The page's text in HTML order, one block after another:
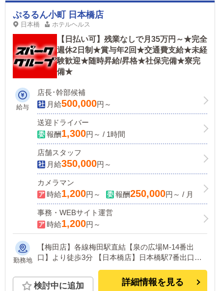
ぷるるん小町 日本橋店
日本橋 ホテルヘルス
【日払い可】残業なしで月35万円～★完全
週休2日制★賞与年2回★交通費支給★未経
験歓迎★随時昇給/昇格★社保完備★寮完
備★
給与
店長･幹部候補
月給500,000円～
送迎ドライバー
報酬1,300円～ / 1時間
店舗スタッフ
月給350,000円～
カメラマン
時給1,200円～ 報酬250,000円～ / 月
事務・WEBサイト運営
時給1,200円～
勤務地
【梅田店】各線梅田駅直結【泉の広場M-14番出
口】より徒歩3分 【日本橋店】日本橋駅7番出口よ
【難波店】各線難波駅6番出口より徒歩3分
検討中に追加 詳細情報を見る